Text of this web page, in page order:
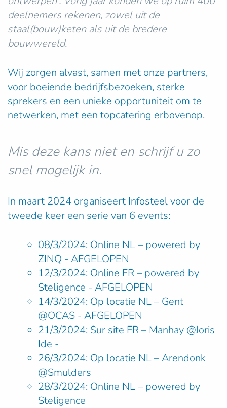
deelnemers rekenen, zowel uit de
staal(bouw)keten als uit de bredere
bouwwereld.
Wij zorgen alvast, samen met onze partners,
voor boeiende bedrijfsbezoeken, sterke
sprekers en een unieke opportuniteit om te
netwerken, met een topcatering erbovenop.
Mis deze kans niet en schrijf u zo
snel mogelijk in.
In maart 2024 organiseert Infosteel voor de
tweede keer een serie van 6 events:
08/3/2024: Online NL– powered by
ZINQ - AFGELOPEN
12/3/2024: Online FR– powered by
Steligence - AFGELOPEN
14/3/2024: Op locatie NL – Gent
@OCAS - AFGELOPEN
21/3/2024: Sur site FR – Manhay @Joris
Ide -
26/3/2024: Op locatie NL–Arendonk
@Smulders
28/3/2024: Online NL– powered by
Steligence